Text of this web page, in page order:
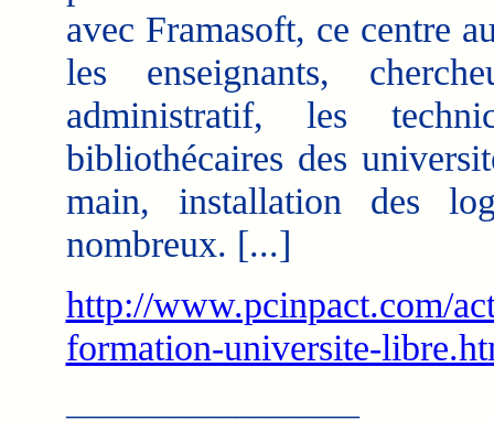
avec Framasoft, ce centre
les enseignants,
administratif, les
bibliothécaires des
main, installation des
nombreux. [...]
http://www.pcinpact.com/
formation-universite-